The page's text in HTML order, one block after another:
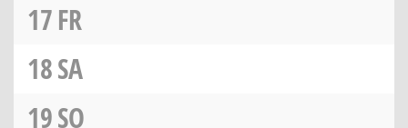
17FR
18SA
19SO